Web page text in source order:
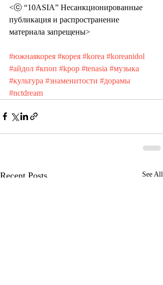
<ⓒ “10ASIA” Несанкционированные
публикация и распространение
материала запрещены>
#южнаякорея #корея #korea #koreanidol
#айдол #кпоп #kpop #tenasia #музыка
#культура #знаменитости #дорамы
#nctdream
Recent Posts See All